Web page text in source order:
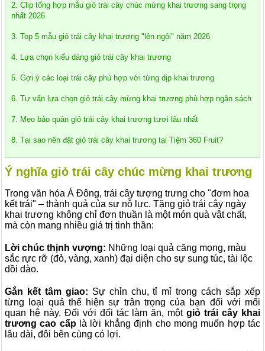
2. Clip tổng hợp mẫu giỏ trái cây chúc mừng khai trương sang trọng
nhất 2026
3. Top 5 mẫu giỏ trái cây khai trương "lên ngôi" năm 2026
4. Lựa chọn kiểu dáng giỏ trái cây khai trương
5. Gợi ý các loại trái cây phù hợp với từng dịp khai trương
6. Tư vấn lựa chọn giỏ trái cây mừng khai trương phù hợp ngân sách
7. Mẹo bảo quản giỏ trái cây khai trương tươi lâu nhất
8. Tại sao nên đặt giỏ trái cây khai trương tại Tiệm 360 Fruit?
Ý nghĩa giỏ trái cây chúc mừng khai trương
Trong văn hóa Á Đông, trái cây tượng trưng cho "đơm hoa
kết trái" – thành quả của sự nỗ lực. Tặng giỏ trái cây ngày
khai trương không chỉ đơn thuần là một món quà vật chất,
mà còn mang nhiều giá trị tinh thần:
Lời chúc thịnh vượng: Những loại quả căng mọng, màu
sắc rực rỡ (đỏ, vàng, xanh) đại diện cho sự sung túc, tài lộc
dồi dào.
Gắn kết tâm giao: Sự chỉn chu, tỉ mỉ trong cách sắp xếp
từng loại quả thể hiện sự trân trọng của bạn đối với mối
quan hệ này. Đối với đối tác làm ăn, mộtgiỏ trái cây khai
trương cao cấplà lời khẳng định cho mong muốn hợp tác
lâu dài, đôi bên cùng có lợi.